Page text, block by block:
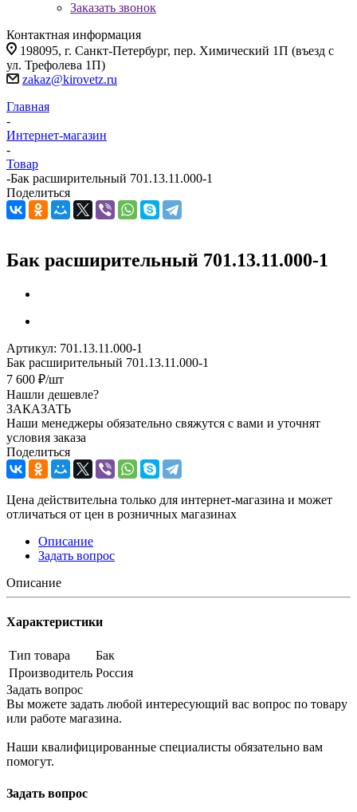
Заказать звонок
Контактная информация
198095, г. Санкт-Петербург, пер. Химический 1П (въезд с
ул. Трефолева 1П)
zakaz@kirovetz.ru
Главная
-
Интернет-магазин
-
Товар
-Бак расширительный 701.13.11.000-1
Поделиться
Бак расширительный 701.13.11.000-1
Артикул: 701.13.11.000-1
Бак расширительный 701.13.11.000-1
7 600 ₽/шт
Нашли дешевле?
ЗАКАЗАТЬ
Наши менеджеры обязательно свяжутся с вами и уточнят
условия заказа
Поделиться
Цена действительна только для интернет-магазина и может
отличаться от цен в розничных магазинах
Описание
Задать вопрос
Описание
Характеристики
Тип товара
Бак
Производитель Россия
Задать вопрос
Вы можете задать любой интересующий вас вопрос по товару
или работе магазина.
Наши квалифицированные специалисты обязательно вам
помогут.
Задать вопрос